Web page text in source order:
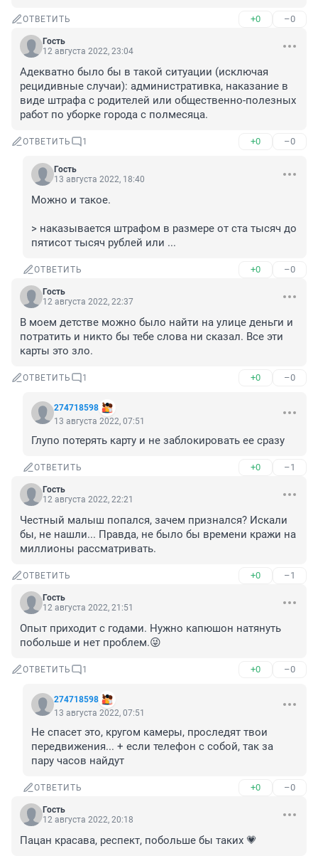
ОТВЕТИТЬ +0 –0
Гость
12 августа 2022, 23:04
Адекватно было бы в такой ситуации (исключая
рецидивные случаи): административка, наказание в
виде штрафа с родителей или общественно-полезных
работ по уборке города с полмесяца.
ОТВЕТИТЬ 1 +0 –0
Гость
13 августа 2022, 18:40
Можно и такое.
> наказывается штрафом в размере от ста тысяч до
пятисот тысяч рублей или ...
ОТВЕТИТЬ +0 –0
Гость
12 августа 2022, 22:37
В моем детстве можно было найти на улице деньги и
потратить и никто бы тебе слова ни сказал. Все эти
карты это зло.
ОТВЕТИТЬ 1 +0 –0
274718598
13 августа 2022, 07:51
Глупо потерять карту и не заблокировать ее сразу
ОТВЕТИТЬ +0 –1
Гость
12 августа 2022, 22:21
Честный малыш попался, зачем признался? Искали
бы, не нашли... Правда, не было бы времени кражи на
миллионы рассматривать.
ОТВЕТИТЬ +0 –1
Гость
12 августа 2022, 21:51
Опыт приходит с годами. Нужно капюшон натянуть
побольше и нет проблем.😜
ОТВЕТИТЬ 1 +0 –0
274718598
13 августа 2022, 07:51
Не спасет это, кругом камеры, проследят твои
передвижения... + если телефон с собой, так за
пару часов найдут
ОТВЕТИТЬ +0 –0
Гость
12 августа 2022, 20:18
Пацан красава, респект, побольше бы таких 💗